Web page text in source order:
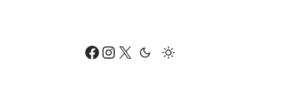
Facebook Instagram X